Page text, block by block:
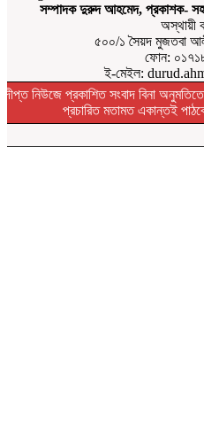
সম্পাদক দুরুদ আহমেদ, প্রকাশক-
অস্থায়ী
৫০০/১ সৈয়দ মুজতবা
ফোন:
ই-মেইল:
দীপ্ত নিউজে প্রকাশিত সংবাদ বিনা
প্রচারিত মতামত একান্তই